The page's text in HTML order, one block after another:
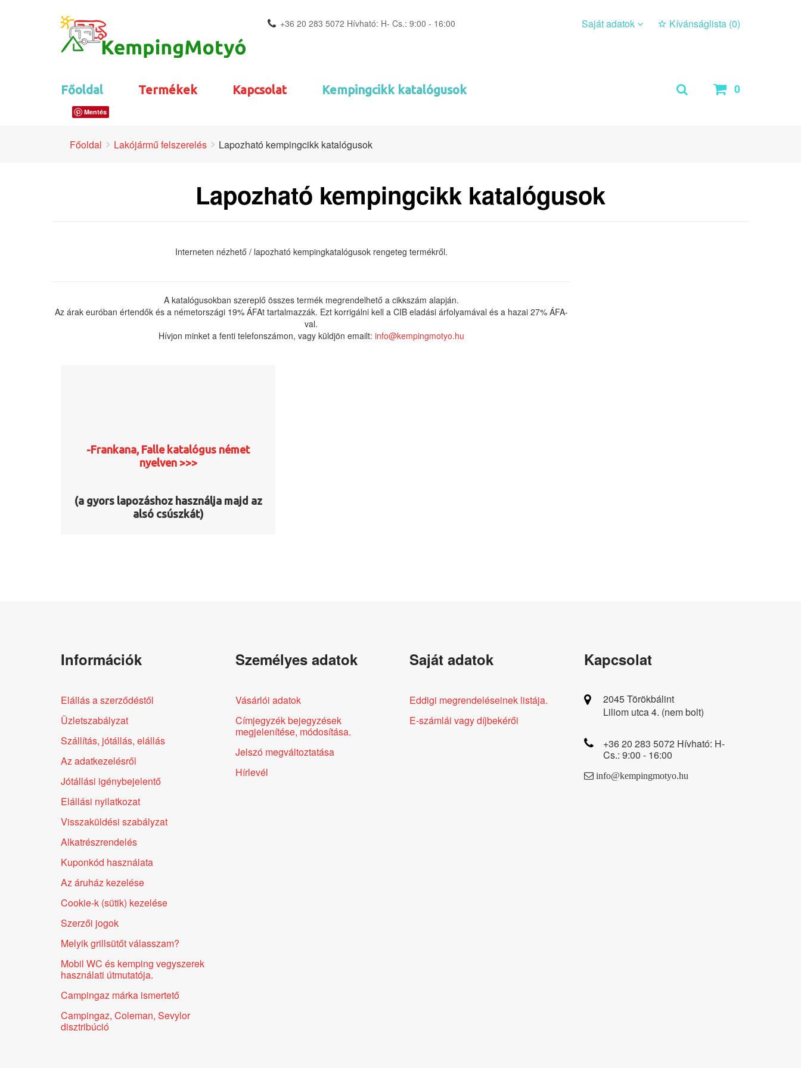
+36 20 283 5072 Hívható: H- Cs.: 9:00 - 16:00 Saját adatok Kívánságlista (0)
Főoldal Termékek Kapcsolat Kempingcikk katalógusok 0
Főoldal Lakójármű felszerelés Lapozható kempingcikk katalógusok
Lapozható kempingcikk katalógusok
Interneten nézhető / lapozható kempingkatalógusok rengeteg termékről.
A katalógusokban szereplő összes termék megrendelhető a cikkszám alapján.
Az árak euróban értendők és a németországi 19% ÁFAt tartalmazzák. Ezt korrigálni kell a CIB eladási árfolyamával és a hazai 27% ÁFA-
val.
Hívjon minket a fenti telefonszámon, vagy küldjön emailt: info@kempingmotyo.hu
-Frankana, Falle katalógus német
nyelven >>>
(a gyors lapozáshoz használja majd az
alsó csúszkát)
Mentés
Információk
Elállás a szerződéstől
Üzletszabályzat
Szállítás, jótállás, elállás
Az adatkezelésről
Jótállási igénybejelentő
Elállási nyilatkozat
Visszaküldési szabályzat
Alkatrészrendelés
Kuponkód használata
Az áruház kezelése
Cookie-k (sütik) kezelése
Szerzői jogok
Melyik grillsütőt válasszam?
Mobil WC és kemping vegyszerek
használati útmutatója.
Campingaz márka ismertető
Campingaz, Coleman, Sevylor
disztribúció
Személyes adatok
Vásárlói adatok
Címjegyzék bejegyzések
megjelenítése, módosítása.
Jelszó megváltoztatása
Hírlevél
Saját adatok
Eddigi megrendeléseinek listája.
E-számlái vagy díjbekérői
Kapcsolat
2045 Törökbálint
Liliom utca 4. (nem bolt)
+36 20 283 5072 Hívható: H-
Cs.: 9:00 - 16:00
info@kempingmotyo.hu